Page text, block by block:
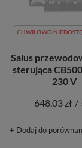
CHWILOWO
Salus
sterująca
230 V
648,03 zł /
+ Dodaj do